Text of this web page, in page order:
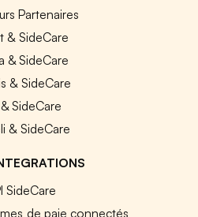
Partenaires
& SideCare
& SideCare
& SideCare
SideCare
& SideCare
SideCare
de paie connectés